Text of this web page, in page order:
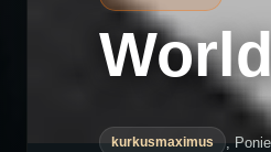
kurkusmaximus ,